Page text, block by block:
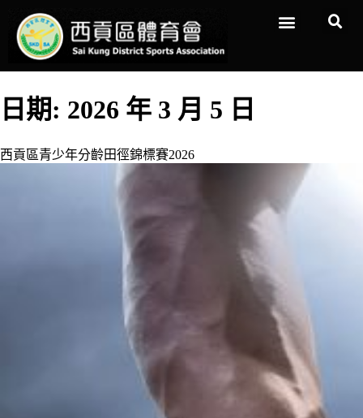
日期: 2026 年 3 月 5 日
西貢區青少年分齡田徑錦標賽2026